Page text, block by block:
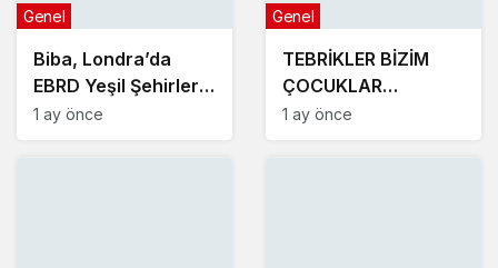
Biba, Londra’da
EBRD Yeşil Şehirler
Belediye Başkanları
Genel
1 ay önce
TEBRİKLER BİZİM
ÇOCUKLAR
YENİŞEHİR’İ
Genel
1 ay önce